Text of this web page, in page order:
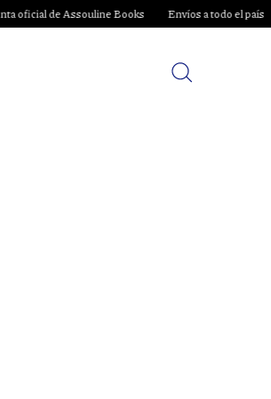
de Assouline Books Envíos a todo el país